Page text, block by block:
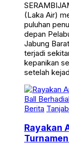
(Laka Air)
puluhan
depan
Jabung
terjadi
kepanikan
setelah
Berita
Rayakan